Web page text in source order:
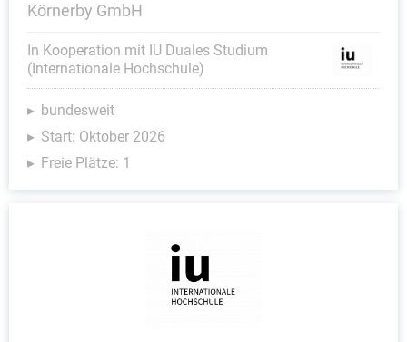
Körnerby GmbH
In Kooperation mit IU Duales Studium
(Internationale Hochschule)
bundesweit
Start: Oktober 2026
Freie Plätze: 1